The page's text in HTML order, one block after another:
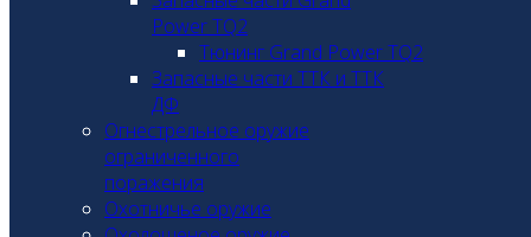
Power TQ2
Тюнинг Grand Power TQ2
Запасные части ТТК и ТТК
ДФ
Огнестрельное оружие
ограниченного
поражения
Охотничье оружие